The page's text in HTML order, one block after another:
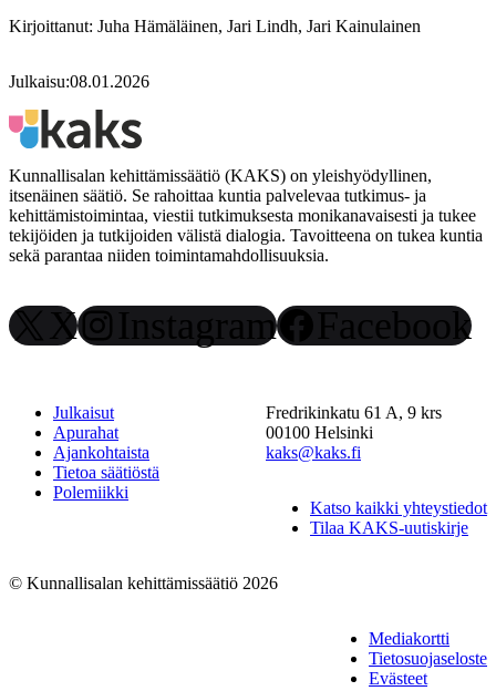
Kirjoittanut: Juha Hämäläinen, Jari Lindh, Jari Kainulainen
Julkaisu:08.01.2026
Kunnallisalan kehittämissäätiö (KAKS) on yleishyödyllinen,
itsenäinen säätiö. Se rahoittaa kuntia palvelevaa tutkimus- ja
kehittämistoimintaa, viestii tutkimuksesta monikanavaisesti ja tukee
tekijöiden ja tutkijoiden välistä dialogia. Tavoitteena on tukea kuntia
sekä parantaa niiden toimintamahdollisuuksia.
X Instagram Facebook
Julkaisut
Apurahat
Ajankohtaista
Tietoa säätiöstä
Polemiikki
Fredrikinkatu 61 A, 9 krs
00100 Helsinki
kaks@kaks.fi
Katso kaikki yhteystiedot
Tilaa KAKS-uutiskirje
© Kunnallisalan kehittämissäätiö 2026
Mediakortti
Tietosuojaseloste
Evästeet